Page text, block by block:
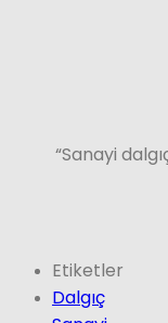
“Sanayi
Etiketler
Dalgıç